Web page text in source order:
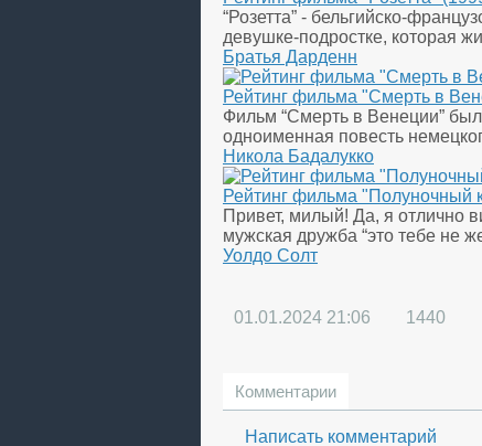
“Розетта” - бельгийско-
девушке-подростке, которая
Братья Дарденн
Рейтинг фильма "Смерть в
Фильм “Смерть в Венеции”
одноименная повесть
Никола Бадалукко
Рейтинг фильма "Полуночный
Привет, милый! Да, я отлично
мужская дружба “это тебе не
Уолдо Солт
01.01.2024 21:06 1440
Комментарии
Написать комментарий